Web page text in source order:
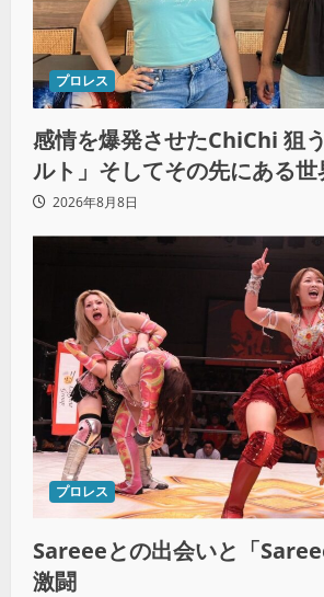
プロレス
感情を爆発させたChiChi 狙
ルト」そしてその先にある世
2026年8月8日
プロレス
Sareeeとの出会いと「
激闘